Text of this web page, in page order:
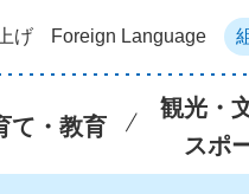
げ Foreign Language
て・教育
観光・
スポ